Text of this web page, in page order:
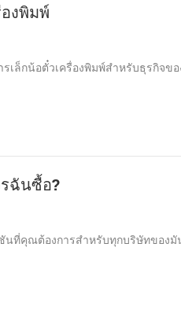
งพิมพ์
ล็กน้อตั๋วเครื่องพิมพ์สำหรับธุรกิจข
รฉันซื้อ?
นที่คุณต้องการสำหรับทุกบริษัทของ